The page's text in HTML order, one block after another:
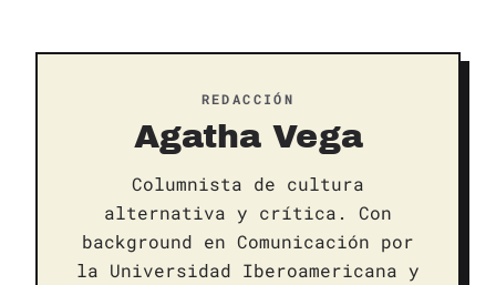
REDACCIÓN
Agatha Vega
Columnista de cultura
alternativa y crítica. Con
background en Comunicación por
la Universidad Iberoamericana y